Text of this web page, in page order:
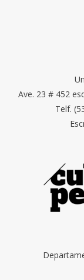
Ave. 23 # 452
Telf.